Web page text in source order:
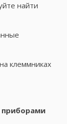
найти
клеммниках
приборами